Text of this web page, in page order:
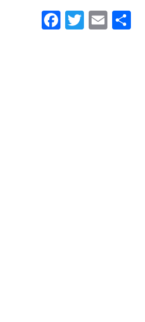
Facebook
TwitterEmail